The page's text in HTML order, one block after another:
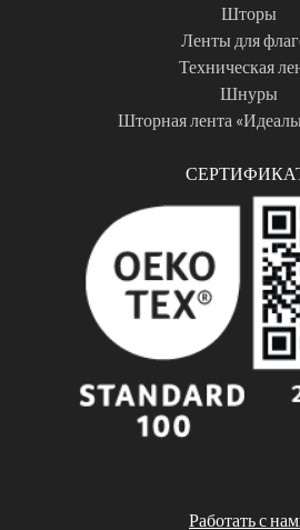
Шторы
Ленты для
Техническая
Шнуры
Шторная лента
Работать с